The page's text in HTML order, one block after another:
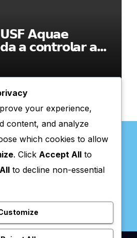
𝗨𝗦𝗙 𝗔𝗾𝘂𝗮𝗲
𝗮 𝗰𝗼𝗻𝘁𝗿𝗼𝗹𝗮𝗿 𝗮
Online
your experience,
content, and analyze
which cookies to allow
. Click Accept All to
to decline non-essential